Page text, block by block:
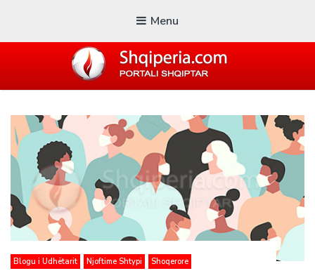
Menu
Blogu i ShqiperiaCom
Blogu i Udhëtarit Njoftime Shtypi Shoqerore